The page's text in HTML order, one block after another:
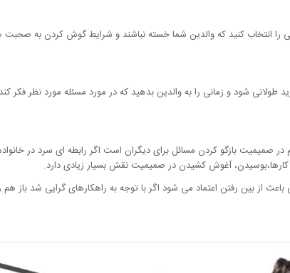
را انتخاب کنید که والدین شما خسته نباشند و شرایط گوش کردن به صحبت
شود و زمانی را به والدین بدهید که در مورد مسئله مورد نظر فکر کند
صمیمیت بازگو کردن مسائل برای دیگران است اگر رابطه ای سرد در
آغوش کشیدن در صمیمیت نقش بسیار زیادی دارد.
از بین رفتن اعتماد می شود اگر با توجه به راهکارهای گرایی شد باز